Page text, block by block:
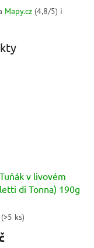
Mapy.cz (4,8/5) i
v livovém
di Tonna) 190g
(>5 ks)